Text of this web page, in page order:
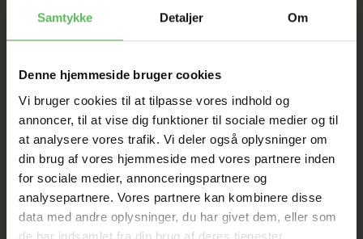
Samtykke Detaljer Om
Denne hjemmeside bruger cookies
Vi bruger cookies til at tilpasse vores indhold og
annoncer, til at vise dig funktioner til sociale medier og til
at analysere vores trafik. Vi deler også oplysninger om
din brug af vores hjemmeside med vores partnere inden
for sociale medier, annonceringspartnere og
analysepartnere. Vores partnere kan kombinere disse
data med andre oplysninger, du har givet dem, eller som
de har indsamlet fra din brug af deres tjenester.
SOMMER
UDSALG
TIL D. 8 AUGUST
HELE WEBSHOPPEN ER
SAT NED